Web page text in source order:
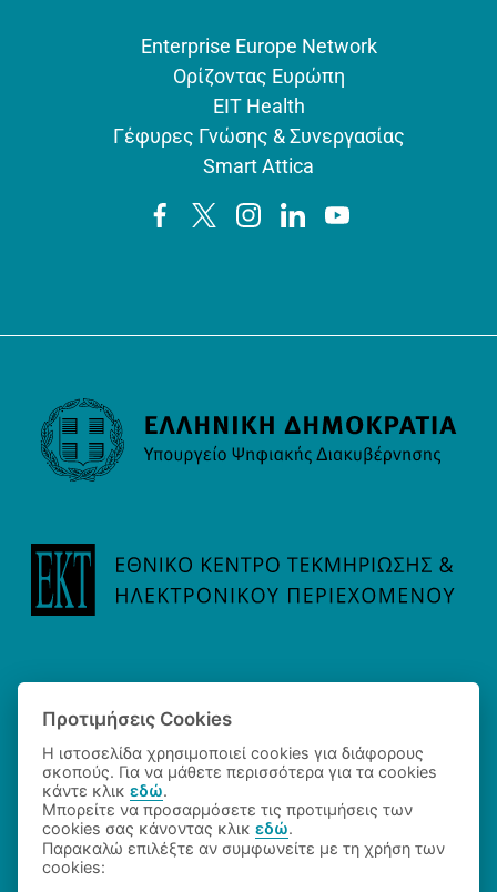
Enterprise Europe Network
Ορίζοντας Ευρώπη
EIT Health
Γέφυρες Γνώσης & Συνεργασίας
Smart Attica
©2026 Εθνικό Κέντρο Τεκμηρίωσης και Ηλεκτρονικού
Περιεχομένου
Προτιμήσεις Cookies
Η ιστοσελίδα χρησιμοποιεί cookies για διάφορους
σκοπούς. Για να μάθετε περισσότερα για τα cookies
κάντε κλικεδώ.
Μπορείτε να προσαρμόσετε τις προτιμήσεις των
cookies σας κάνοντας κλικεδώ.
Παρακαλώ επιλέξτε αν συμφωνείτε με τη χρήση των
cookies: